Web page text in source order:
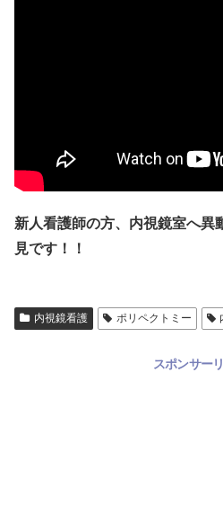
新人看護師の方、内視鏡室へ異
見です！！
内視鏡看護 ポリペクトミー
スポンサー